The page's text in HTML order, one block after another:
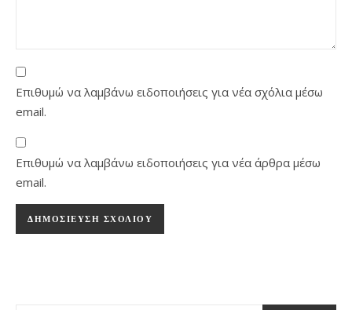
Επιθυμώ να λαμβάνω ειδοποιήσεις για νέα σχόλια μέσω
email.
Επιθυμώ να λαμβάνω ειδοποιήσεις για νέα άρθρα μέσω
email.